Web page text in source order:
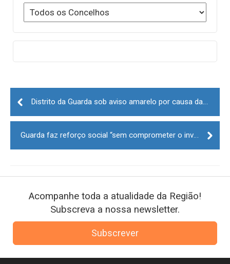
Post
navigation
Distrito da Guarda sob aviso amarelo por causa da chuva
Guarda faz reforço social “sem comprometer o investimento e o emprego”
Acompanhe toda a atualidade da Região!
Subscreva a nossa newsletter.
Subscrever